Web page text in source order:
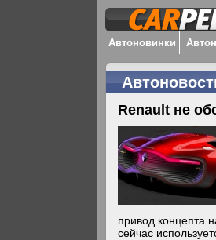
Автоновинки
Renault не
привод концепта
сейчас